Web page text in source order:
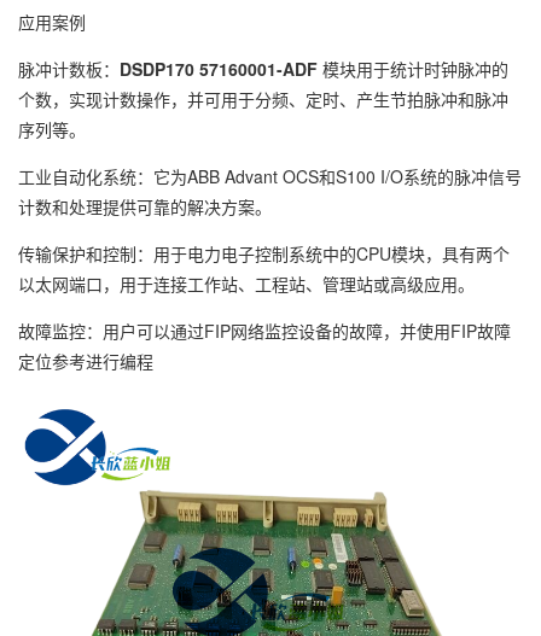
应用案例
脉冲计数板： DSDP170 57160001-ADF 模块用于统计时钟脉冲的
个数，实现计数操作，并可用于分频、定时、产生节拍脉冲和脉冲
序列等。
工业自动化系统：它为ABB Advant OCS和S100 I/O系统的脉冲信号
计数和处理提供可靠的解决方案。
传输保护和控制：用于电力电子控制系统中的CPU模块，具有两个
以太网端口，用于连接工作站、工程站、管理站或高级应用。
故障监控：用户可以通过FIP网络监控设备的故障，并使用FIP故障
定位参考进行编程